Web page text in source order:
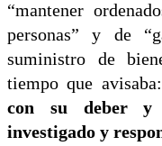
“mantener
personas” y de
suministro de
tiempo que avisaba:
con su deber y
investigado y